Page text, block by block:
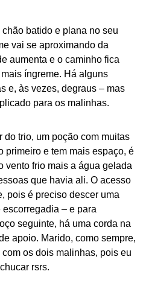
batido e plana no seu
vai se aproximando da
aumenta e o caminho fica
íngreme. Há alguns
e, às vezes, degraus – mas
para os malinhas.
do trio, um poção com muitas
primeiro e tem mais espaço, é
vento frio mais a água gelada
que havia ali. O acesso
pois é preciso descer uma
– e para
seguinte, há uma corda na
apoio. Marido, como sempre,
com os dois malinhas, pois eu
rsrs.